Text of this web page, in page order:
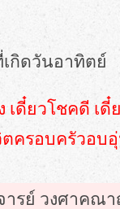
กิดวันอาทิตย์
ดี๋ยวโชคดี เ
รอบครัวอบ
ารย์ วงศาค